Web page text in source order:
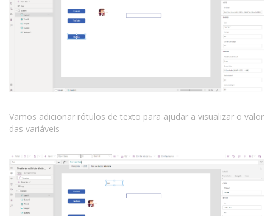
Vamos adicionar rótulos de texto para ajudar a visualizar o valor
das variáveis